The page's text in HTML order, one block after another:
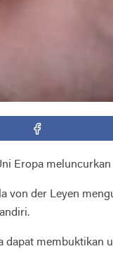
Eropa
von der Leyen
dapat membuktikan